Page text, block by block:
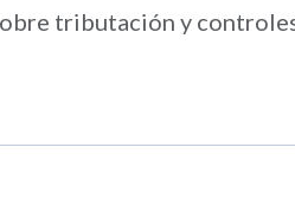
tributación y